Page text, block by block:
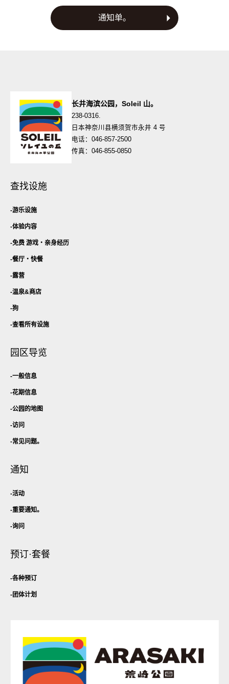
通知单。
长井海滨公园，Soleil 山。
238-0316.
日本神奈川县横须贺市永井 4 号
电话：046-857-2500
传真：046-855-0850
查找设施
游乐设施
体验内容
免费 游戏・ 亲身经历
餐厅・ 快餐
露营
温泉&商店
狗
查看所有设施
园区导览
一般信息
花期信息
公园的地图
访问
常见问题。
通知
活动
重要通知。
询问
预订·套餐
各种预订
团体计划